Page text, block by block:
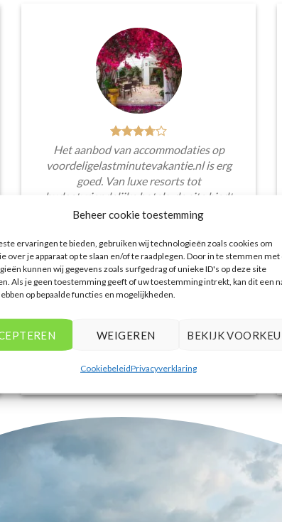
Beheer cookie toestemming
ervaringen te bieden, gebruiken wij technologieën zoals cookies om
over je apparaat op te slaan en/of te raadplegen. Door in te stemmen met
kunnen wij gegevens zoals surfgedrag of unieke ID's op deze site
Als je geen toestemming geeft of uw toestemming intrekt, kan dit een
op bepaalde functies en mogelijkheden.
WEIGEREN BEKIJK
CookiebeleidPrivacyverklaring
Het aanbod van accommodaties op
voordeligelastminutevakantie.nl is erg
goed. Van luxe resorts tot
budgetvriendelijke hotels, de site biedt
een breed scala aan opties. De handige
accommodaties te vinden die
aansluiten bij mijn voorkeuren en
budget.
Tim Beukers/Tilburg